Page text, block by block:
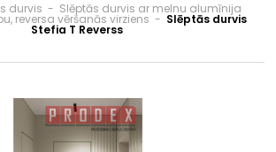
durvis - Slēptās durvis ar melnu alumīnija
reversa vēršanās virziens - Slēptās durvis
Stefia T Reverss